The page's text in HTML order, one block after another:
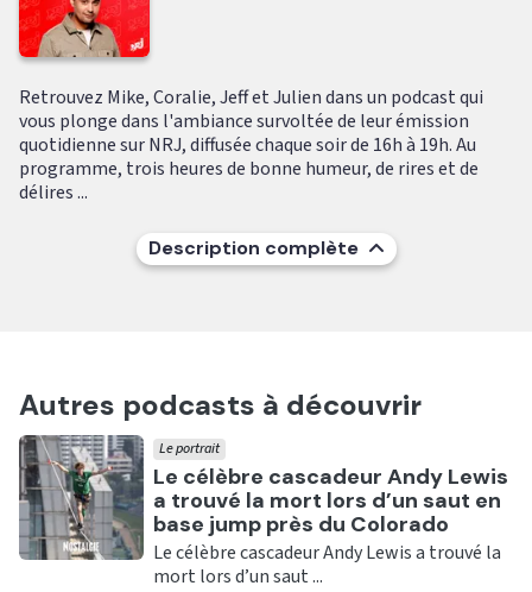
Retrouvez Mike, Coralie, Jeff et Julien dans un podcast qui
vous plonge dans l'ambiance survoltée de leur émission
quotidienne sur NRJ, diffusée chaque soir de 16h à 19h. Au
programme, trois heures de bonne humeur, de rires et de
délires ...
Description complète
Autres podcasts à découvrir
Ecouter
Le célèbre cascadeur Andy Lewis
a trouvé la mort lors d’un saut en
base jump près du Colorado
Le portrait
Le célèbre cascadeur Andy Lewis a trouvé la
mort lors d’un saut ...